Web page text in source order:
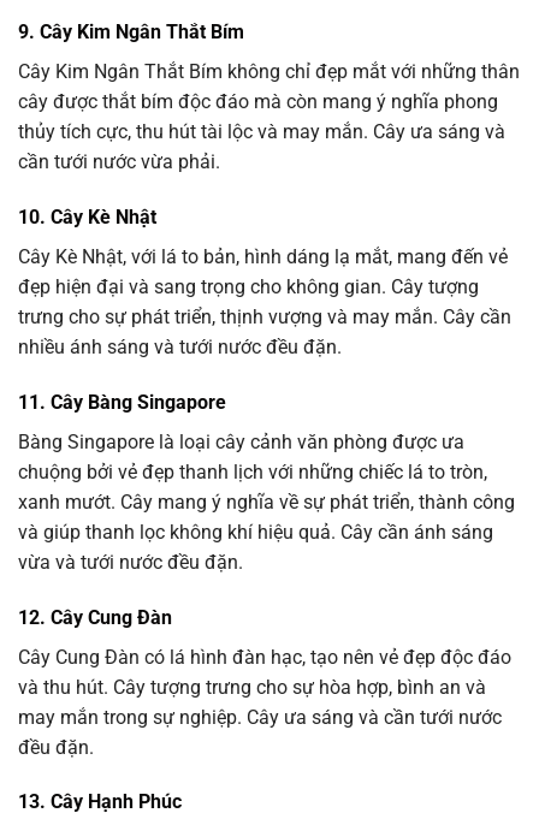
9. Cây Kim Ngân Thắt Bím
Cây Kim Ngân Thắt Bím không chỉ đẹp mắt với những thân
cây được thắt bím độc đáo mà còn mang ý nghĩa phong
thủy tích cực, thu hút tài lộc và may mắn. Cây ưa sáng và
cần tưới nước vừa phải.
10. Cây Kè Nhật
Cây Kè Nhật, với lá to bản, hình dáng lạ mắt, mang đến vẻ
đẹp hiện đại và sang trọng cho không gian. Cây tượng
trưng cho sự phát triển, thịnh vượng và may mắn. Cây cần
nhiều ánh sáng và tưới nước đều đặn.
11. Cây Bàng Singapore
Bàng Singapore là loại cây cảnh văn phòng được ưa
chuộng bởi vẻ đẹp thanh lịch với những chiếc lá to tròn,
xanh mướt. Cây mang ý nghĩa về sự phát triển, thành công
và giúp thanh lọc không khí hiệu quả. Cây cần ánh sáng
vừa và tưới nước đều đặn.
12. Cây Cung Đàn
Cây Cung Đàn có lá hình đàn hạc, tạo nên vẻ đẹp độc đáo
và thu hút. Cây tượng trưng cho sự hòa hợp, bình an và
may mắn trong sự nghiệp. Cây ưa sáng và cần tưới nước
đều đặn.
13. Cây Hạnh Phúc